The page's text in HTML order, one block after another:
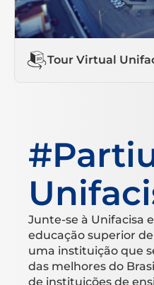
Tour Virtual
Junte-se à Unifacisa
educação superior
uma instituição que
das melhores do
de instituições de